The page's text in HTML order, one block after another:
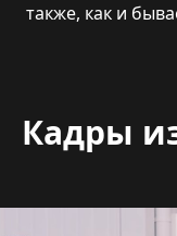
также, как и
Кадры